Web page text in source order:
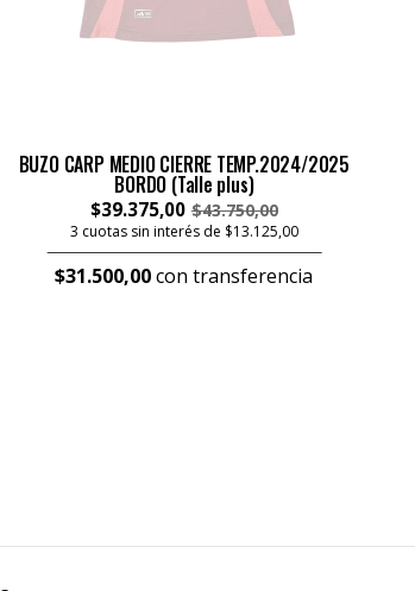
BUZO CARP MEDIO CIERRE TEMP.2024/2025
BORDO (Talle plus)
$39.375,00 $43.750,00
3 cuotas sin interés de $13.125,00
$31.500,00con transferencia